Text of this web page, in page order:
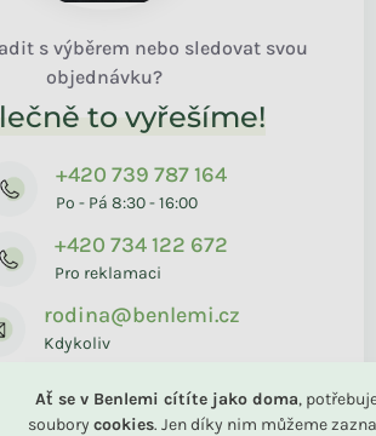
Ať se v Benlemi cítíte jako doma,
soubory cookies. Jen díky nim můžeme
s výběrem nebo sledovat svou
objednávku?
to vyřešíme!
+420 739 787 164
Po - Pá 8:30 - 16:00
+420 734 122 672
Pro reklamaci
rodina@benlemi.cz
Kdykoliv